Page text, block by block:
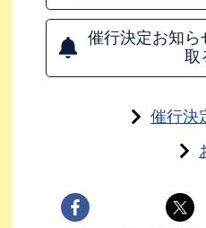
催行決定お知ら
取
催行決